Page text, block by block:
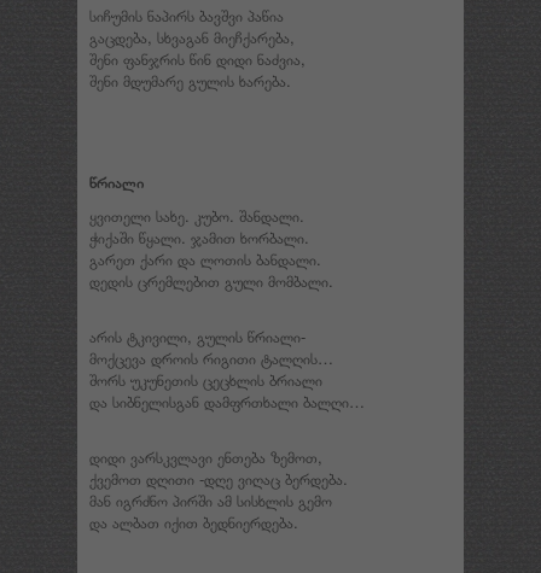
სიჩუმის ნაპირს ბავშვი პაწია
გაცდება, სხვაგან მიეჩქარება,
შენი ფანჯრის წინ დიდი ნაძვია,
შენი მდუმარე გულის ხარება.
წრიალი
ყვითელი სახე. კუბო. შანდალი.
ჭიქაში წყალი. ჯამით ხორბალი.
გარეთ ქარი და ლოთის ბანდალი.
დედის ცრემლებით გული მომბალი.
არის ტკივილი, გულის წრიალი-
მოქცევა დროის რიგითი ტალღის…
შორს უკუნეთის ცეცხლის ბრიალი
და სიბნელისგან დამფრთხალი ბალღი…
დიდი ვარსკვლავი ენთება ზემოთ,
ქვემოთ დღითი -დღე ვიღაც ბერდება.
მან იგრძნო პირში ამ სისხლის გემო
და ალბათ იქით ბედნიერდება.